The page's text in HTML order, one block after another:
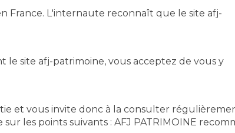
France. L'internaute reconnaît que le site afj-
le site afj-patrimoine, vous acceptez de vous y
et vous invite donc à la consulter
les points suivants : AFJ PATRIMOINE